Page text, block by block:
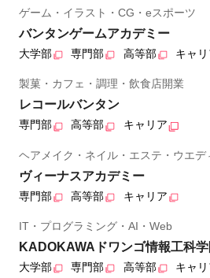
ゲーム・イラスト・CG・eスポーツ
バンタンゲームアカデミー
大学部 専門部 高等部 キャ
製菓・カフェ・調理・飲食店開業
レコールバンタン
専門部 高等部 キャリア
ヘアメイク・ネイル・エステ・ウエデ
ヴィーナスアカデミー
専門部 高等部 キャリア
IT・プログラミング・AI・Web
KADOKAWAドワンゴ情報工科
大学部 専門部 高等部 キャ